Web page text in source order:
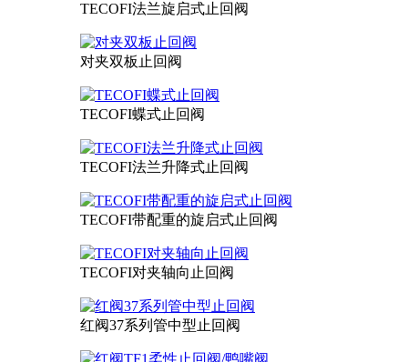
TECOFI法兰旋启式止回阀
对夹双板止回阀
TECOFI蝶式止回阀
TECOFI法兰升降式止回阀
TECOFI带配重的旋启式止回阀
TECOFI对夹轴向止回阀
红阀37系列管中型止回阀